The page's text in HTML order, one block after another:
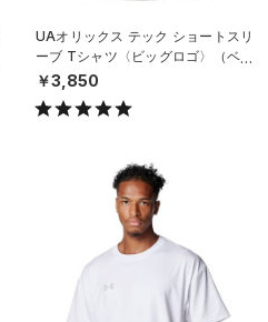
UAオリックス テック ショートスリ
ーブ Tシャツ〈ビッグロゴ〉（ベー
スボール/UNISEX）
￥3,850